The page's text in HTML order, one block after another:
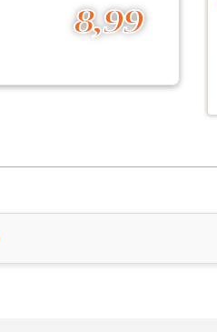
8,99